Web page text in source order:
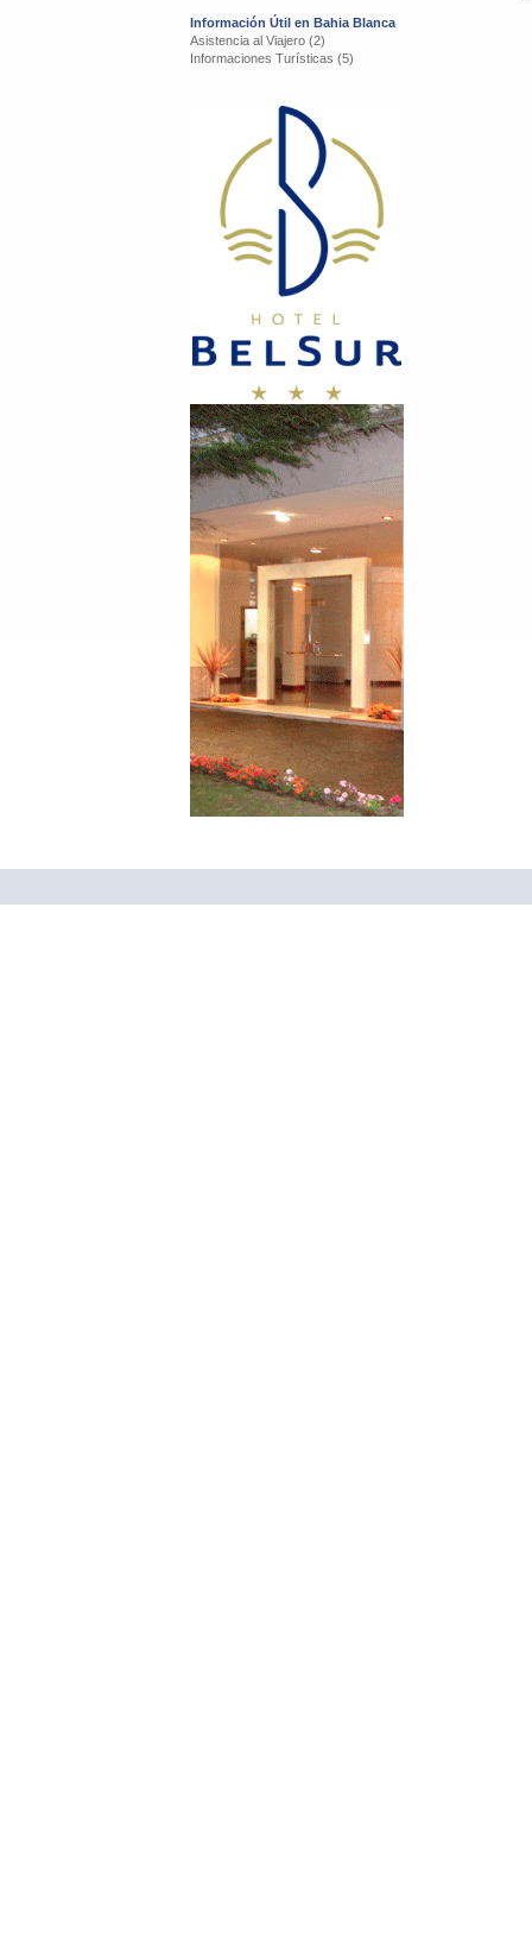
Información Útil en Bahia Blanca
Asistencia al Viajero (2)
Informaciones Turísticas (5)